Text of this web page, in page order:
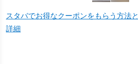
スタバでお得なクーポンをもらう方法
詳細